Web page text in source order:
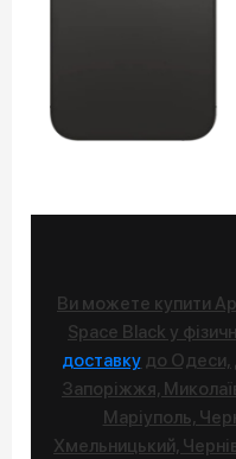
Ви можете купити
Space Black у
доставкудо Одеси,
Запоріжжя,
Маріуполь,
Хмельницький,